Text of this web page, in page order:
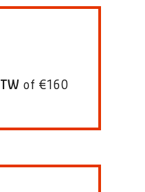
of €160